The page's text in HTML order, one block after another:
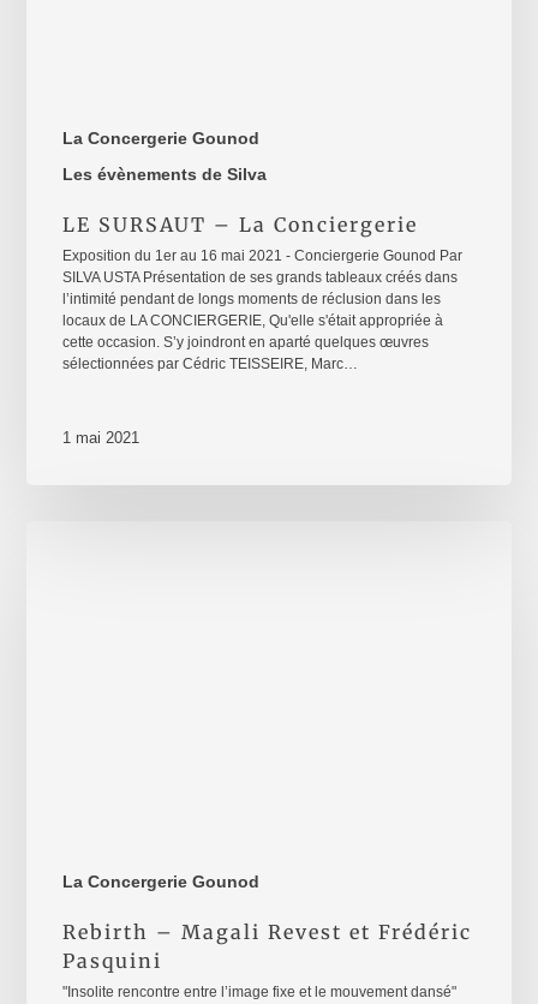
La Concergerie Gounod
Les évènements de Silva
LE SURSAUT – La Conciergerie
Exposition du 1er au 16 mai 2021 - Conciergerie Gounod Par
SILVA USTA Présentation de ses grands tableaux créés dans
l’intimité pendant de longs moments de réclusion dans les
locaux de LA CONCIERGERIE, Qu'elle s'était appropriée à
cette occasion. S’y joindront en aparté quelques œuvres
sélectionnées par Cédric TEISSEIRE, Marc…
1 mai 2021
La Concergerie Gounod
Rebirth – Magali Revest et Frédéric
Pasquini
"Insolite rencontre entre l’image fixe et le mouvement dansé"